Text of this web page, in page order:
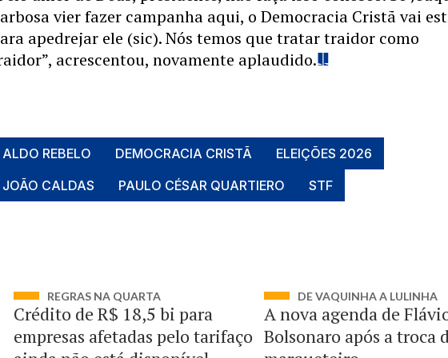
vier fazer campanha aqui, o Democracia Cristã vai
apedrejar ele (sic). Nós temos que tratar traidor como
acrescentou, novamente aplaudido.
ALDO REBELO DEMOCRACIA CRISTÃ
ELEIÇÕES 2026
JOÃO CALDAS
PAULO CÉSAR QUARTIERO STF
REGRAS NA QUARTA
Crédito de R$ 18,5 bi para
empresas afetadas pelo tarifaço
DE VAQUINHA A LULINHA
A nova agenda de
Bolsonaro após a troca